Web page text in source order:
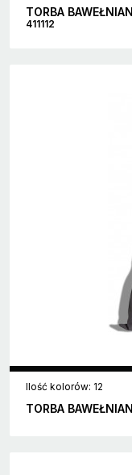
TORBA
411112
Ilość kolorów: 12
TORBA